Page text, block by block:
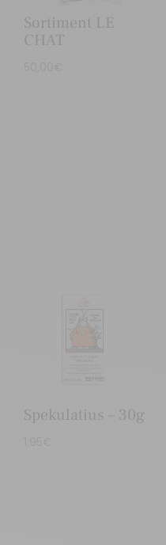
Sortiment LE
CHAT
Spekulatius – 30g